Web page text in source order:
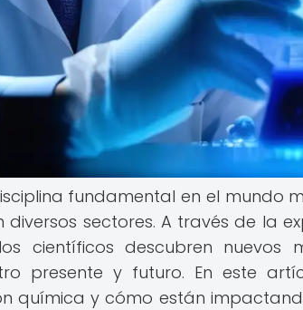
fundamental en el mundo
sectores. A través de la
científicos descubren nuevos
presente y futuro. En este
química y cómo están